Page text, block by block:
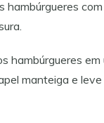
hambúrgueres
hambúrgueres
manteiga e